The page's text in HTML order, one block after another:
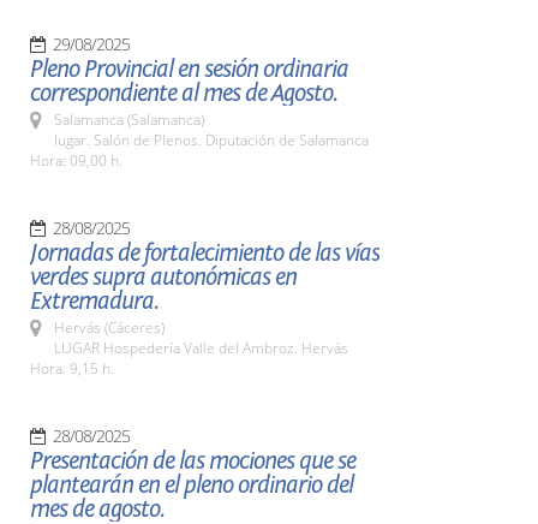
29/08/2025
Pleno Provincial en sesión ordinaria
correspondiente al mes de Agosto.
Salamanca (Salamanca)
lugar. Salón de Plenos. Diputación de Salamanca
Hora: 09,00 h.
28/08/2025
Jornadas de fortalecimiento de las vías
verdes supra autonómicas en
Extremadura.
Hervás (Cáceres)
LUGAR Hospedería Valle del Ambroz. Hervás
Hora: 9,15 h.
28/08/2025
Presentación de las mociones que se
plantearán en el pleno ordinario del
mes de agosto.